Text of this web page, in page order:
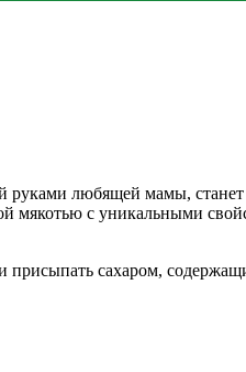
любящей мамы,
мякотью с уникальными
сахаром,